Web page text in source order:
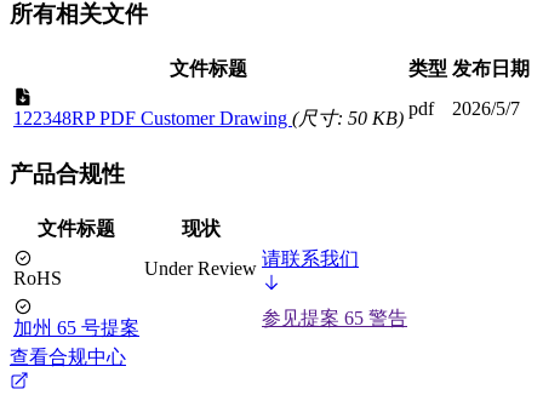
所有相关文件
文件标题 类型 发布日期
122348RP PDF Customer Drawing (尺寸: 50 KB) pdf 2026/5/7
产品合规性
文件标题 现状
RoHS Under Review 请联系我们
加州 65 号提案
参见提案 65 警告
查看合规中心